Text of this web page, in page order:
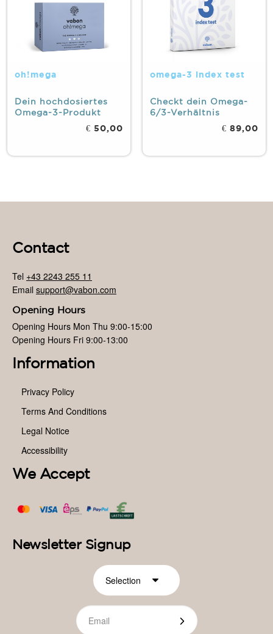
oh!mega
Dein hochdosiertes
Omega-3-Produkt
€ 50,00
omega-3 index test
Checkt dein Omega-
6/3-Verhältnis
€ 89,00
Contact
Tel +43 2243 255 11
Email support@vabon.com
Opening Hours
Opening Hours Mon Thu 9:00-15:00
Opening Hours Fri 9:00-13:00
Information
Privacy Policy
Terms And Conditions
Legal Notice
Accessibility
We Accept
Newsletter Signup
Country
Email